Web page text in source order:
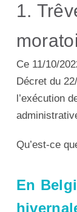
1.
Ce 11/10/
Décret du
l’exécution
Qu’est-ce
En